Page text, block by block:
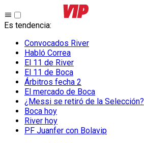
Es tendencia:
Convocados River
Habló Correa
El 11 de River
El 11 de Boca
Árbitros fecha 2
El mercado de Boca
¿Messi se retiró de la Selección?
Boca hoy
River hoy
PF Juanfer con Bolavip